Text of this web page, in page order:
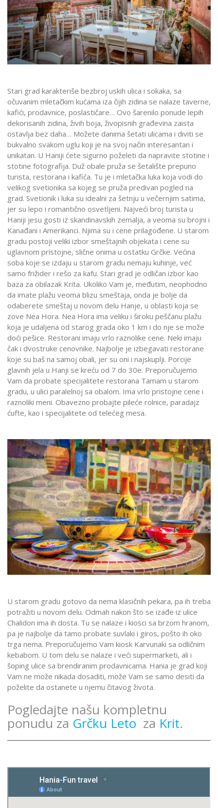
Stari grad karakteriše bezbroj uskih ulica i sokaka, sa
očuvanim mletačkim kućama iza čijih zidina se nalaze taverne,
kafići, prodavnice, poslastičare… Ovo šarenilo ponude lepih
dekorisanih zidina, živih boja, živopisnih građevina zaista
ostavlja bez daha… Možete danima šetati ulicama i diviti se
bukvalno svakom uglu koji je na svoj način interesantan i
unikatan. U Haniji ćete sigurno poželeti da napravite stotine i
stotine fotografija. Duž obale pruža se šetalište prepuno
turista, restorana i kafića. Tu je i mletačka luka koja vodi do
velikog svetionika sa kojeg se pruža predivan pogled na
grad. Svetionik i luka su idealni za šetnju u večernjim satima,
jer su lepo i romantično osvetljeni. Najveći broj turista u
Haniji jesu gosti iz skandinavskih zemalja, a veoma su brojni i
Kanađani i Amerikanci. Njima su i cene prilagođene. U starom
gradu postoji veliki izbor smeštajnih objekata i cene su
uglavnom pristojne, slične onima u ostatku Grčke. Većina
soba koje se izdaju u starom gradu nemaju kuhinje, već
samo frižider i rešo za kafu. Stari grad je odličan izbor kao
baza za obilazak Krita. Ukoliko Vam je, međutim, neophodno
da imate plažu veoma blizu smeštaja, onda je bolje da
odaberete smeštaj u novom delu Hanje, u oblasti koja se
zove Nea Hora. Nea Hora ima veliku i široku peščanu plažu
koja je udaljena od starog grada oko 1 km i do nje se može
doći pešice. Restorani imaju vrlo raznolike cene. Neki imaju
čak i dvostruke cenovnike. Najbolje je izbegavati restorane
koje su baš na samoj obali, jer su oni i najskuplji. Porcije
glavnih jela u Hanji se kreću od 7 do 30e. Preporučujemo
Vam da probate specijalitete restorana Tamam u starom
gradu, u ulici paralelnoj sa obalom. Ima vrlo pristojne cene i
raznoliki meni. Obavezno probajte pileće rolnice, paradajz
ćufte, kao i specijalitete od telećeg mesa.
U starom gradu gotovo da nema klasičnih pekara, pa ih treba
potražiti u novom delu. Odmah nakon što se izađe iz ulice
Chalidon ima ih dosta. Tu se nalaze i kiosci sa brzom hranom,
pa je najbolje da tamo probate suvlaki i giros, pošto ih oko
trga nema. Preporučujemo Vam kiosk Karvunaki sa odličnim
kebabom. U tom delu se nalaze i veći supermarketi, ali i
šoping ulice sa brendiranim prodavnicama. Hania je grad koji
Vam ne može nikada dosaditi, može Vam se samo desiti da
poželite da ostanete u njemu čitavog života.
Pogledajte našu kompletnu
ponudu za Grčku Leto za Krit.